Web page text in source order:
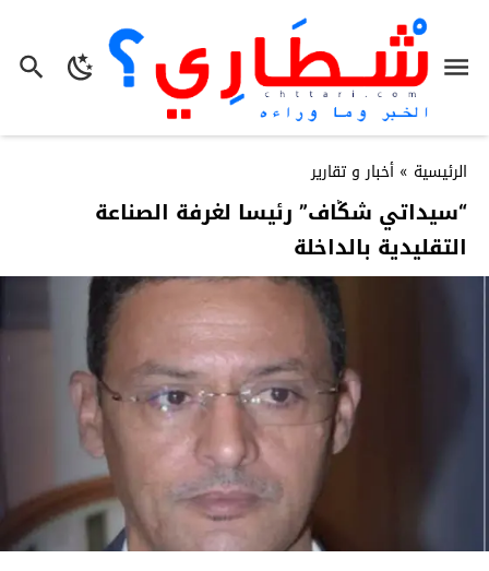
الرئيسية » أخبار و تقارير
“سيداتي شݣاف” رئيسا لغرفة الصناعة
التقليدية بالداخلة